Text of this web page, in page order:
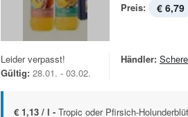
Preis: € 6,79
Leider verpasst!
Gültig: 28.01. - 03.02.
Händler:
€ 1,13 / l - Tropic oder Pfirsich-